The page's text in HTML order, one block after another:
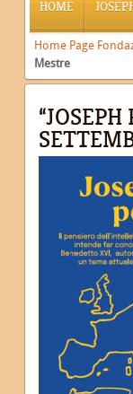
HOME
Home Page
Mestre